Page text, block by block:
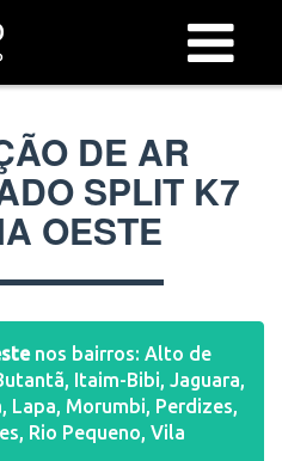
Menu
DE AR
SPLIT K7
OESTE
nos bairros: Alto de
Itaim-Bibi, Jaguara,
Lapa, Morumbi, Perdizes,
Rio Pequeno, Vila